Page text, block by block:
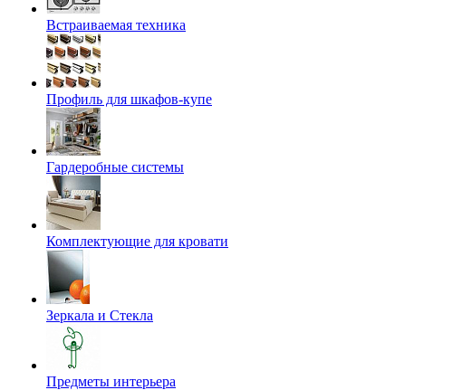
Встраиваемая техника
Профиль для шкафов-купе
Гардеробные системы
Комплектующие для кровати
Зеркала и Стекла
Предметы интерьера